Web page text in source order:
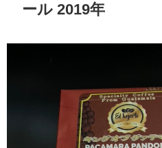
ール 2019年